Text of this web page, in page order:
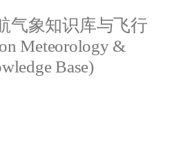
气象知识库与飞行
Meteorology &
Base)